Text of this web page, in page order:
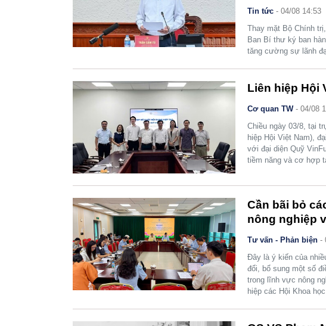
Tin tức - 04/08 14:53
Thay mặt Bộ Chính
Ban Bí thư ký ban
tăng cường sự lãnh
Liên hiệp Hội
Cơ quan TW- 04/08
Chiều ngày 03/8, tại
hiệp Hội Việt Nam),
với đại diện Quỹ
tiềm năng và cơ hợp
Cần bãi bỏ
nông nghiệp
Tư vấn - Phản biện -
Đây là ý kiến của
đổi, bổ sung một số
trong lĩnh vực nông
hiệp các Hội Khoa